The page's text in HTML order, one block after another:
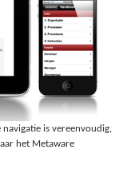
navigatie is vereenvoudig,
het Metaware